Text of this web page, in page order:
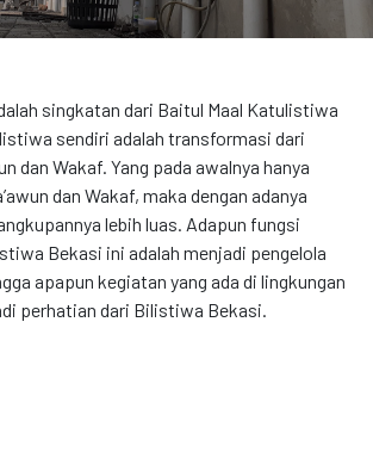
singkatan dari Baitul Maal Katulistiwa
sendiri adalah transformasi dari
dan Wakaf. Yang pada awalnya hanya
dan Wakaf, maka dengan adanya
lebih luas. Adapun fungsi
Bekasi ini adalah menjadi pengelola
apapun kegiatan yang ada di lingkungan
perhatian dari Bilistiwa Bekasi.